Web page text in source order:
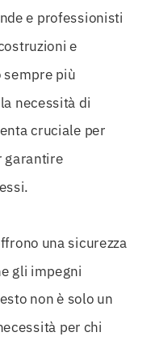
e professionisti
e
sempre più
necessità di
cruciale per
garantire
una sicurezza
gli impegni
non è solo un
per chi